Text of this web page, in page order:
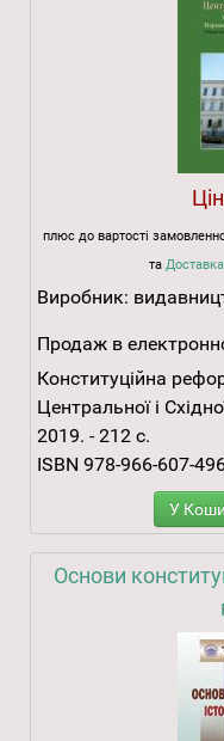
плюс до вартості
та
Виробник:
Продаж в
Конституційна
Центральної і
2019. - 212 с.
ISBN 978-966-607-
У
Основи